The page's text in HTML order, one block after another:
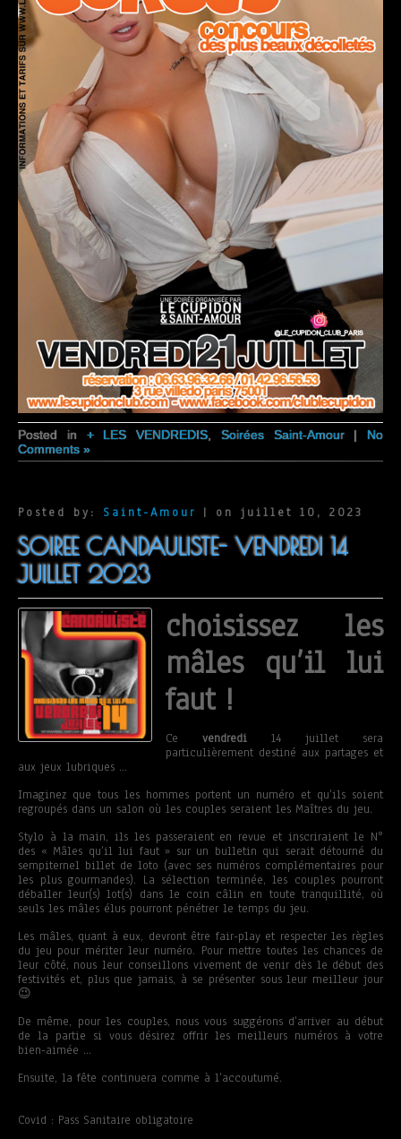
Posted in + LES VENDREDIS, Soirées Saint-Amour| No
Comments »
Posted by: Saint-Amour | on juillet 10, 2023
SOIREE CANDAULISTE- VENDREDI 14
JUILLET 2023
choisissez les
mâles qu’il lui
faut !
Ce vendredi 14 juillet sera
particulièrement destiné aux partages et
aux jeux lubriques …
Imaginez que tous les hommes portent un numéro et qu’ils soient
regroupés dans un salon où les couples seraient les Maîtres du jeu.
Stylo à la main, ils les passeraient en revue et inscriraient le N°
des « Mâles qu’il lui faut » sur un bulletin qui serait détourné du
sempiternel billet de loto (avec ses numéros complémentaires pour
les plus gourmandes). La sélection terminée, les couples pourront
déballer leur(s) lot(s) dans le coin câlin en toute tranquillité, où
seuls les mâles élus pourront pénétrer le temps du jeu.
Les mâles, quant à eux, devront être fair-play et respecter les règles
du jeu pour mériter leur numéro. Pour mettre toutes les chances de
leur côté, nous leur conseillons vivement de venir dès le début des
festivités et, plus que jamais, à se présenter sous leur meilleur jour
😉
De même, pour les couples, nous vous suggérons d’arriver au début
de la partie si vous désirez offrir les meilleurs numéros à votre
bien-aimée …
Ensuite, la fête continuera comme à l’accoutumé.
Covid : Pass Sanitaire obligatoire